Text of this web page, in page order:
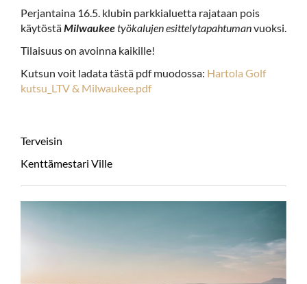
Perjantaina 16.5. klubin parkkialuetta rajataan pois
käytöstäMilwaukeetyökalujen esittelytapahtumanvuoksi.
Tilaisuus on avoinna kaikille!
Kutsun voit ladata tästä pdf muodossa: Hartola Golf
kutsu_LTV & Milwaukee.pdf
Terveisin
Kenttämestari Ville